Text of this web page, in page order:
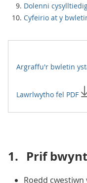
Dolenni
Cyfeirio at y
Argraffu'r bwletin
Lawrlwytho fel PDF
1. Prif
Roedd